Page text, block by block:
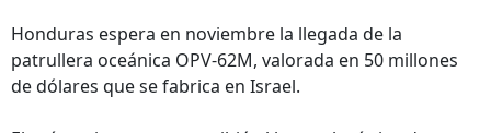
Honduras espera en noviembre la llegada de la
patrullera oceánica OPV-62M, valorada en 50 millones
de dólares que se fabrica en Israel.